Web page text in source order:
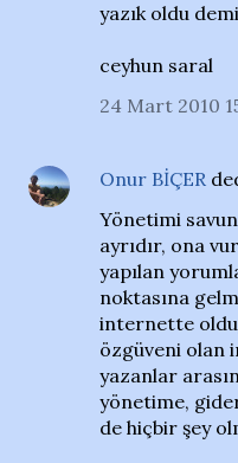
yazık oldu
ceyhun saral
24 Mart 2010
Onur BİÇER
Yönetimi
ayrıdır, ona
yapılan
noktasına
internette
özgüveni olan
yazanlar
yönetime,
de hiçbir şey